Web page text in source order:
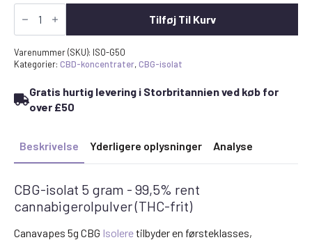
CBG-
isolat
-
ren
antal
Tilføj Til Kurv
Varenummer (SKU): ISO-G50
Kategorier: CBD-koncentrater,CBG-isolat
Gratis hurtig levering i Storbritannien ved køb for
over £50
Beskrivelse Yderligere oplysninger Analyse
CBG-isolat 5 gram - 99,5% rent
cannabigerolpulver (THC-frit)
Canavapes 5g CBG Isoleretilbyder en førsteklasses,